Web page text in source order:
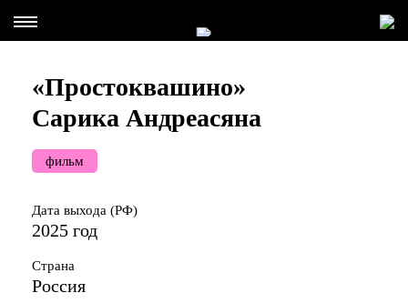
«Простоквашино»
Сарика Андреасяна
фильм
Дата выхода (РФ)
2025 год
Страна
Россия